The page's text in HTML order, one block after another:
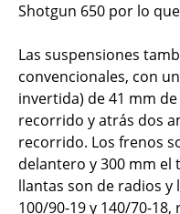
Shotgun 650 por lo
Las suspensiones
convencionales, con
invertida) de 41 mm
recorrido y atrás dos
recorrido. Los frenos
delantero y 300 mm el
llantas son de radios y
100/90-19 y 140/70-